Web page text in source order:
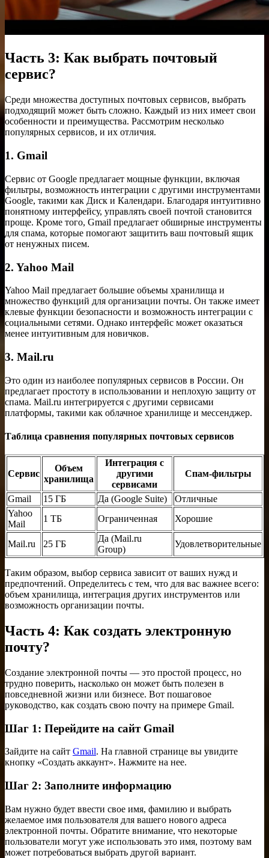
Часть 3: Как выбрать почтовый
сервис?
Среди множества доступных почтовых сервисов, выбрать
подходящий может быть сложно. Каждый из них имеет свои
особенности и преимущества. Рассмотрим несколько
популярных сервисов, и их отличия.
1. Gmail
Сервис от Google предлагает мощные функции, включая
фильтры, возможность интеграции с другими инструментами
Google, такими как Диск и Календари. Благодаря интуитивно
понятному интерфейсу, управлять своей почтой становится
проще. Кроме того, Gmail предлагает обширные инструменты
для спама, которые помогают защитить ваш почтовый ящик
от ненужных писем.
2. Yahoo Mail
Yahoo Mail предлагает большие объемы хранилища и
множество функций для организации почты. Он также имеет
клевые функции безопасности и возможность интеграции с
социальными сетями. Однако интерфейс может оказаться
менее интуитивным для новичков.
3. Mail.ru
Это один из наиболее популярных сервисов в России. Он
предлагает простоту в использовании и неплохую защиту от
спама. Mail.ru интегрируется с другими сервисами
платформы, такими как облачное хранилище и мессенджер.
Таблица сравнения популярных почтовых сервисов
Сервис
Объем
хранилища
Интеграция с
другими
сервисами
Спам-фильтры
Gmail 15 ГБ Да (Google Suite)
Отличные
Yahoo
Mail
1 ТБ Ограниченная Хорошие
Mail.ru 25 ГБ
Да (Mail.ru
Group)
Удовлетворительные
Таким образом, выбор сервиса зависит от ваших нужд и
предпочтений. Определитесь с тем, что для вас важнее всего:
объем хранилища, интеграция других инструментов или
возможность организации почты.
Часть 4: Как создать электронную
почту?
Создание электронной почты — это простой процесс, но
трудно поверить, насколько он может быть полезен в
повседневной жизни или бизнесе. Вот пошаговое
руководство, как создать свою почту на примере Gmail.
Шаг 1: Перейдите на сайт Gmail
Зайдите на сайт Gmail. На главной странице вы увидите
кнопку «Создать аккаунт». Нажмите на нее.
Шаг 2: Заполните информацию
Вам нужно будет ввести свое имя, фамилию и выбрать
желаемое имя пользователя для вашего нового адреса
электронной почты. Обратите внимание, что некоторые
пользователи могут уже использовать это имя, поэтому вам
может потребоваться выбрать другой вариант.